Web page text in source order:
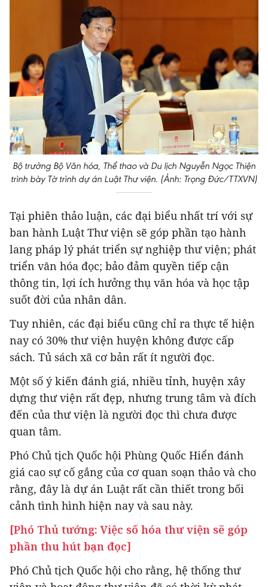
Bộ trưởng Bộ Văn hóa, Thể thao và Du lịch Nguyễn Ngọc Thiện
trình bày Tờ trình dự án Luật Thư viện. (Ảnh: Trọng Đức/TTXVN)
Tại phiên thảo luận, các đại biểu nhất trí với sự
ban hành Luật Thư viện sẽ góp phần tạo hành
lang pháp lý phát triển sự nghiệp thư viện; phát
triển văn hóa đọc; bảo đảm quyền tiếp cận
thông tin, lợi ích hưởng thụ văn hóa và học tập
suốt đời của nhân dân.
Tuy nhiên, các đại biểu cũng chỉ ra thực tế hiện
nay có 30% thư viện huyện không được cấp
sách. Tủ sách xã cơ bản rất ít người đọc.
Một số ý kiến đánh giá, nhiều tỉnh, huyện xây
dựng thư viện rất đẹp, nhưng trung tâm và đích
đến của thư viện là người đọc thì chưa được
quan tâm.
Phó Chủ tịch Quốc hội Phùng Quốc Hiển đánh
giá cao sự cố gắng của cơ quan soạn thảo và cho
rằng, đây là dự án Luật rất cần thiết trong bối
cảnh tình hình hiện nay và sau này.
[Phó Thủ tướng: Việc số hóa thư viện sẽ góp
phần thu hút bạn đọc]
Phó Chủ tịch Quốc hội cho rằng, hệ thống thư